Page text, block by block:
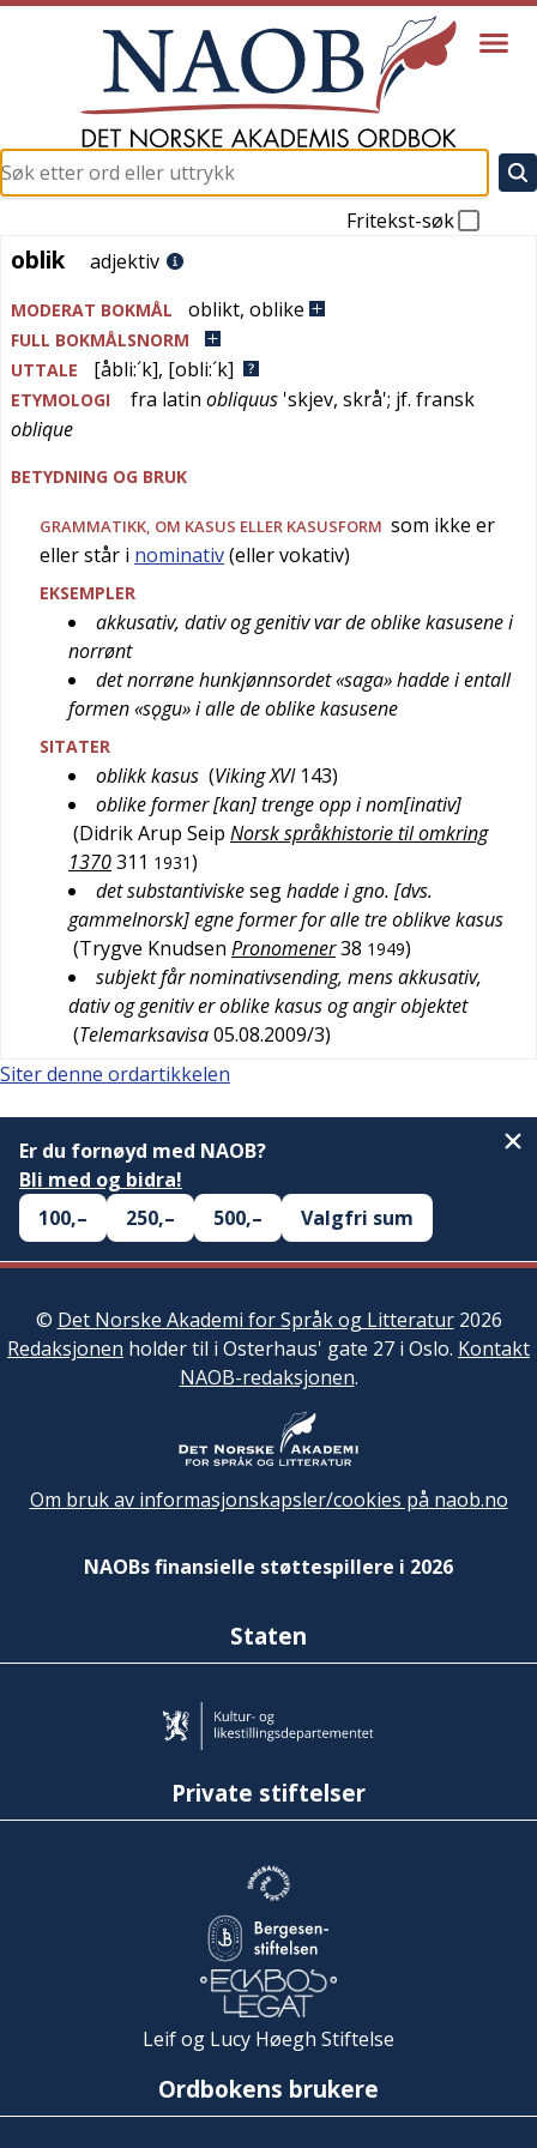
Fritekst-søk
oblik
oblik adjektiv
MODERAT BOKMÅL oblikt, oblike
FULL BOKMÅLSNORM
UTTALE
[åbli:´k], [obli:´k]
ETYMOLOGI fra latin obliquus 'skjev, skrå'; jf. fransk
oblique
BETYDNING OG BRUK
GRAMMATIKK, OM KASUS ELLER KASUSFORM som ikke er
eller står i nominativ(eller vokativ)
EKSEMPLER
akkusativ, dativ og genitiv var de oblike kasusene i
norrønt
det norrøne hunkjønnsordet «saga» hadde i entall
formen «sǫgu» i alle de oblike kasusene
SITATER
oblikk kasus (Viking XVI 143)
oblike former [kan] trenge opp i nom[inativ]
(Didrik Arup Seip Norsk språkhistorie til omkring
1370311 1931)
det substantiviskeseghadde i gno. [dvs.
gammelnorsk] egne former for alle tre oblikve kasus
(Trygve Knudsen Pronomener38 1949)
subjekt får nominativsending, mens akkusativ,
dativ og genitiv er oblike kasus og angir objektet
(Telemarksavisa05.08.2009/3)
Siter denne ordartikkelen
Er du fornøyd med NAOB?
Bli med og bidra!
100,–
250,– 500,– Valgfri sum
© Det Norske Akademi for Språk og Litteratur2026
Redaksjonen holder til i Osterhaus' gate 27 i Oslo. Kontakt
NAOB-redaksjonen.
Om bruk av informasjonskapsler/cookies på naob.no
NAOBs finansielle støttespillere i 2026
Staten
Private stiftelser
Leif og Lucy Høegh Stiftelse
Ordbokens brukere